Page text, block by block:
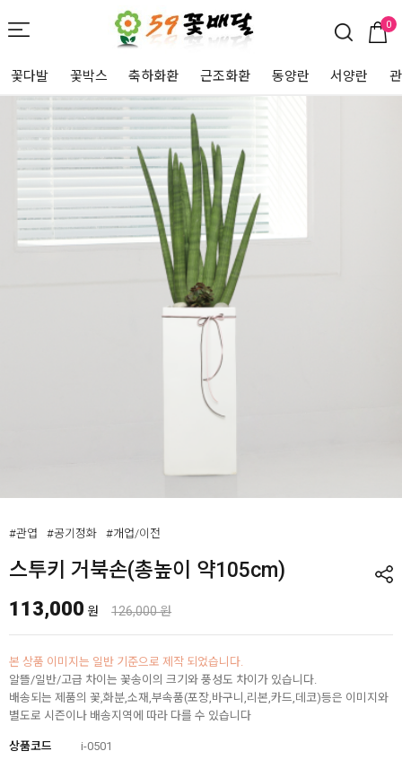
0
꽃다발 꽃박스 축하화환 근조화환 동양란 서양란
#관엽 #공기정화 #개업/이전
스투키 거북손(총높이 약105cm)
113,000 원 126,000 원
본 상품 이미지는 일반 기준으로 제작 되었습니다.
알뜰/일반/고급 차이는 꽃송이의 크기와 풍성도 차이가 있습니다.
배송되는 제품의 꽃,화분,소재,부속품(포장,바구니,리본,카드,데코)등은 이미지와
별도로 시즌이나 배송지역에 따라 다를 수 있습니다
상품코드 i-0501